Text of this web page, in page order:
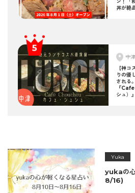
ン！「
丼が絶
中
【神
りの優
される
『
シュ）』
Yuka
yukaの
8/16)